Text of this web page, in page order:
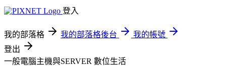
登入
我的部落格 我的部落格後台
我的帳號
登出
一般電腦主機與SERVER 數位生活